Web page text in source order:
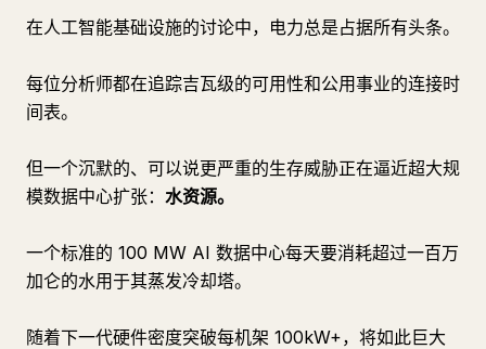
在人工智能基础设施的讨论中，电力总是占据所有头条。
每位分析师都在追踪吉瓦级的可用性和公用事业的连接时
间表。
但一个沉默的、可以说更严重的生存威胁正在逼近超大规
模数据中心扩张： 水资源。
一个标准的 100 MW AI 数据中心每天要消耗超过一百万
加仑的水用于其蒸发冷却塔。
随着下一代硬件密度突破每机架 100kW+，将如此巨大